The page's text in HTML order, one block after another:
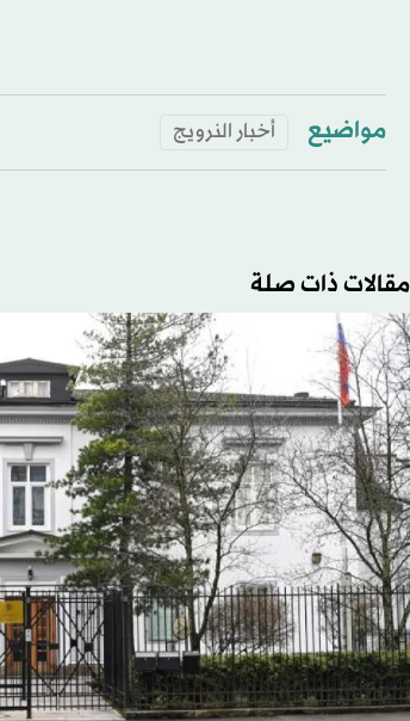
مواضيع أخبار النرويج
مقالات ذات صلة